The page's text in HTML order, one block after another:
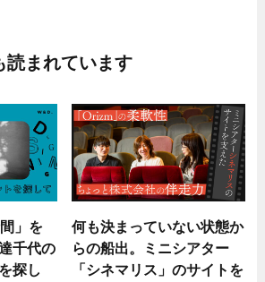
読まれています
」を
千代の
探し
何も決まっていない状態か
らの船出。ミニシアター
「シネマリス」のサイトを